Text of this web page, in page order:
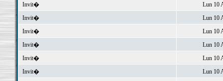
Invit�
Lun 10
Invit�
Lun 10
Invit�
Lun 10
Invit�
Lun 10
Invit�
Lun 10
Invit�
Lun 10